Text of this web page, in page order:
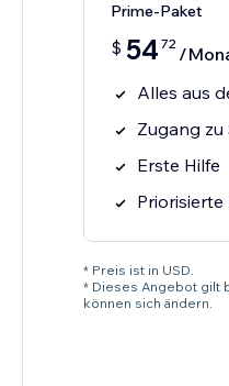
Prime-Paket
$ 54 72 /
Alles aus
Zugang zu
Erste Hilfe
* Preis ist in USD.
* Dieses Angebot gilt
können sich ändern.